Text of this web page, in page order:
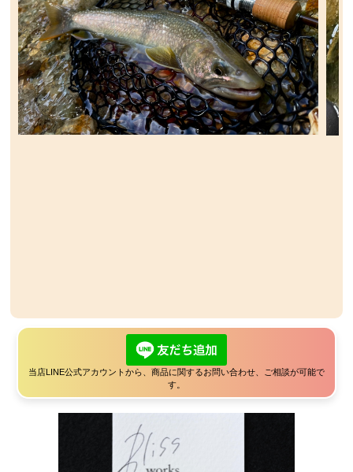
当店LINE公式アカウントから、商品に関するお問い合わせ、ご相談が可能で
す。